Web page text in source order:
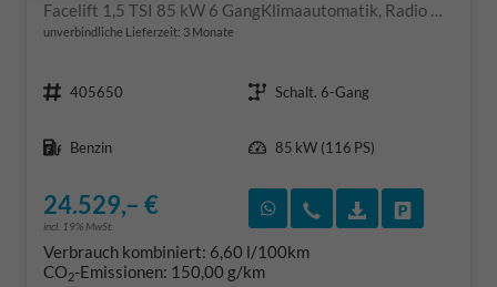
Facelift 1,5 TSI 85 kW 6 GangKlimaautomatik, Radio mit Navigationsvorbereitung, App Connect Wireless, AHK Vorbereitung, Assistenzsysteme, PDC v+h, GRA, Light Assist, Außenspiegel elektr. kllappar
unverbindliche Lieferzeit: 3 Monate
405650
Schalt. 6-Gang
Benzin
85 kW (116 PS)
24.529,– €
incl. 19% MwSt.
Rückruf vereinbaren
Wir rufen Sie an
Verbrauch kombiniert: 6,60 l/100km
CO2-Emissionen: 150,00 g/km